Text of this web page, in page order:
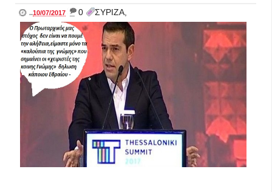
..10/07/2017 _ 0 ΣΥΡΙΖΑ,